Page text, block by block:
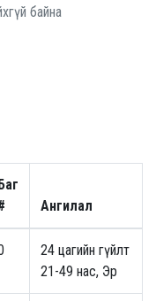
байна
Ангилал
24 цагийн гүйлт
21-49 нас, Эр